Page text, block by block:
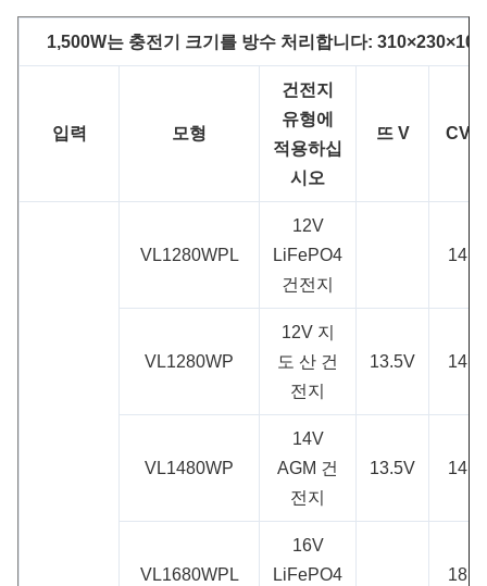
1,500W는 충전기 크기를 방수 처리합니다:
입력 모형
건전지
유형에
적용하십
시오
뜨 V CV
VL1280WPL
12V
LiFePO4
건전지
VL1280WP
12V 지
도 산 건
전지
13.5V
VL1480WP
14V
AGM 건
전지
13.5V
VL1680WPL
16V
LiFePO4